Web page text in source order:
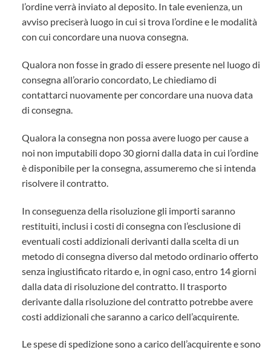
l’ordine verrà inviato al deposito. In tale evenienza, un
avviso preciserà luogo in cui si trova l’ordine e le modalità
con cui concordare una nuova consegna.
Qualora non fosse in grado di essere presente nel luogo di
consegna all’orario concordato, Le chiediamo di
contattarci nuovamente per concordare una nuova data
di consegna.
Qualora la consegna non possa avere luogo per cause a
noi non imputabili dopo 30 giorni dalla data in cui l’ordine
è disponibile per la consegna, assumeremo che si intenda
risolvere il contratto.
In conseguenza della risoluzione gli importi saranno
restituiti, inclusi i costi di consegna con l’esclusione di
eventuali costi addizionali derivanti dalla scelta di un
metodo di consegna diverso dal metodo ordinario offerto
senza ingiustificato ritardo e, in ogni caso, entro 14 giorni
dalla data di risoluzione del contratto. Il trasporto
derivante dalla risoluzione del contratto potrebbe avere
costi addizionali che saranno a carico dell’acquirente.
Le spese di spedizione sono a carico dell’acquirente e sono